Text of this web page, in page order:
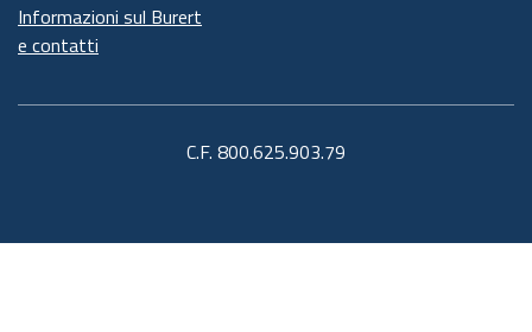
Informazioni sul Burert
e contatti
C.F. 800.625.903.79